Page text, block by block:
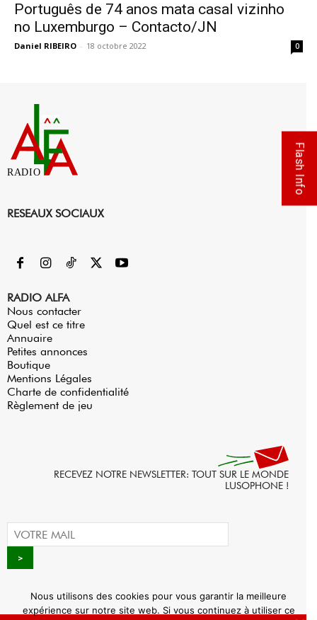
Português de 74 anos mata casal vizinho
no Luxemburgo – Contacto/JN
Daniel RIBEIRO - 18 octobre 2022 0
RADIO
RESEAUX SOCIAUX
RADIO ALFA
Nous contacter
Quel est ce titre
Annuaire
Petites annonces
Boutique
Mentions Légales
Charte de confidentialité
Règlement de jeu
RECEVEZ NOTRE NEWSLETTER: TOUT SUR LE MONDE
LUSOPHONE !
Flash Info
Nous utilisons des cookies pour vous garantir la meilleure
expérience sur notre site web. Si vous continuez à utiliser ce